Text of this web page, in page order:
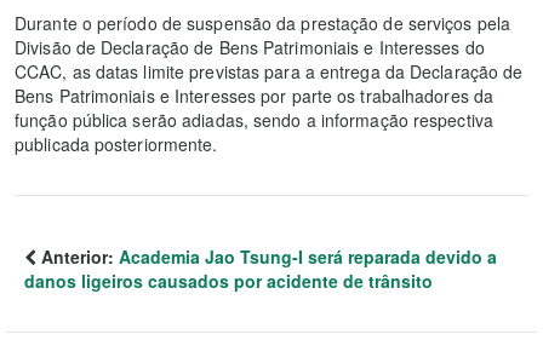
Durante o período de suspensão da prestação de serviços pela
Divisão de Declaração de Bens Patrimoniais e Interesses do
CCAC, as datas limite previstas para a entrega da Declaração de
Bens Patrimoniais e Interesses por parte os trabalhadores da
função pública serão adiadas, sendo a informação respectiva
publicada posteriormente.
Anterior: Academia Jao Tsung-I será reparada devido a
danos ligeiros causados ​​por acidente de trânsito